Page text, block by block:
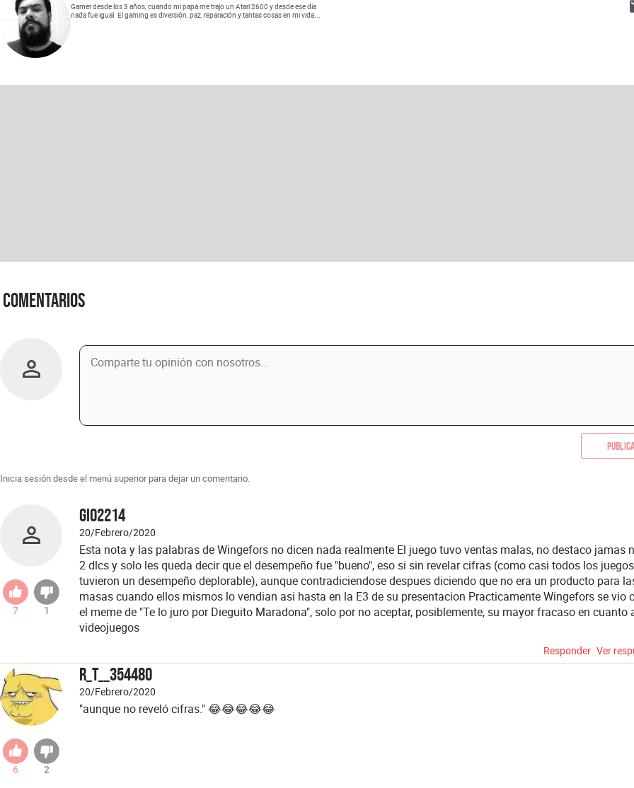
Gamer desde los 3 años, cuando mi papá me trajo un Atari 2600 y desde ese día
nada fue igual. El gaming es diversión, paz, reparación y tantas cosas en mi vida...
Comentarios
Inicia sesión desde el menú superior para dejar un comentario.
gio2214
20/Febrero/2020
7 1
Esta nota y las palabras de Wingefors no dicen nada realmente El juego tuvo ventas malas, no destaco jamas
2 dlcs y solo les queda decir que el desempeño fue "bueno", eso si sin revelar cifras (como casi todos los
tuvieron un desempeño deplorable), aunque contradiciendose despues diciendo que no era un producto para
masas cuando ellos mismos lo vendian asi hasta en la E3 de su presentacion Practicamente Wingefors se vio
el meme de "Te lo juro por Dieguito Maradona", solo por no aceptar, posiblemente, su mayor fracaso en cuanto
videojuegos
Responder Ver
R_T__354480
20/Febrero/2020
6 2
"aunque no reveló cifras." 😂😂😂😂😂